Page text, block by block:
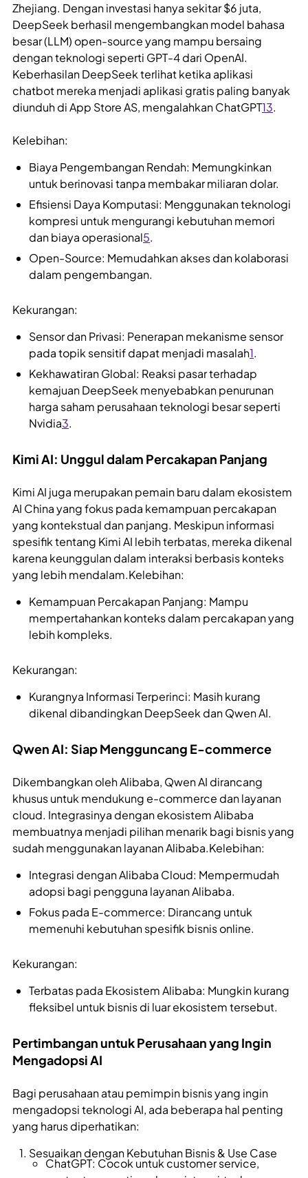
Zhejiang. Dengan investasi hanya sekitar $6 juta,
DeepSeek berhasil mengembangkan model bahasa
besar (LLM) open-source yang mampu bersaing
dengan teknologi seperti GPT-4 dari OpenAI.
Keberhasilan DeepSeek terlihat ketika aplikasi
chatbot mereka menjadi aplikasi gratis paling banyak
diunduh di App Store AS, mengalahkan ChatGPT13.
Kelebihan:
Biaya Pengembangan Rendah: Memungkinkan
untuk berinovasi tanpa membakar miliaran dolar.
Efisiensi Daya Komputasi: Menggunakan teknologi
kompresi untuk mengurangi kebutuhan memori
dan biaya operasional5.
Open-Source: Memudahkan akses dan kolaborasi
dalam pengembangan.
Kekurangan:
Sensor dan Privasi: Penerapan mekanisme sensor
pada topik sensitif dapat menjadi masalah1.
Kekhawatiran Global: Reaksi pasar terhadap
kemajuan DeepSeek menyebabkan penurunan
harga saham perusahaan teknologi besar seperti
Nvidia3.
Kimi AI: Unggul dalam Percakapan Panjang
Kimi AI juga merupakan pemain baru dalam ekosistem
AI China yang fokus pada kemampuan percakapan
yang kontekstual dan panjang. Meskipun informasi
spesifik tentang Kimi AI lebih terbatas, mereka dikenal
karena keunggulan dalam interaksi berbasis konteks
yang lebih mendalam.Kelebihan:
Kemampuan Percakapan Panjang: Mampu
mempertahankan konteks dalam percakapan yang
lebih kompleks.
Kekurangan:
Kurangnya Informasi Terperinci: Masih kurang
dikenal dibandingkan DeepSeek dan Qwen AI.
Qwen AI: Siap Mengguncang E-commerce
Dikembangkan oleh Alibaba, Qwen AI dirancang
khusus untuk mendukung e-commerce dan layanan
cloud. Integrasinya dengan ekosistem Alibaba
membuatnya menjadi pilihan menarik bagi bisnis yang
sudah menggunakan layanan Alibaba.Kelebihan:
Integrasi dengan Alibaba Cloud: Mempermudah
adopsi bagi pengguna layanan Alibaba.
Fokus pada E-commerce: Dirancang untuk
memenuhi kebutuhan spesifik bisnis online.
Kekurangan:
Terbatas pada Ekosistem Alibaba: Mungkin kurang
fleksibel untuk bisnis di luar ekosistem tersebut.
Pertimbangan untuk Perusahaan yang Ingin
Mengadopsi AI
Bagi perusahaan atau pemimpin bisnis yang ingin
mengadopsi teknologi AI, ada beberapa hal penting
yang harus diperhatikan:
Sesuaikan dengan Kebutuhan Bisnis & Use Case
ChatGPT: Cocok untuk customer service,